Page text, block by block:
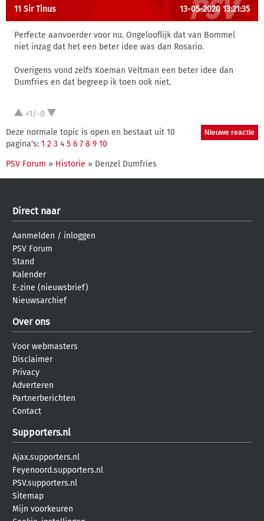
11 Sir Tinus 13-05-2020 13:21:35
Perfecte aanvoerder voor nu. Ongelooflijk dat van Bommel
niet inzag dat het een beter idee was dan Rosario.
Overigens vond zelfs Koeman Veltman een beter idee dan
Dumfries en dat begreep ik toen ook niet.
+1/-0
Deze normale topic is open en bestaat uit 10
pagina's: 1 2 3 4 5 6 7 8 9 10
PSV Forum » Historie » Denzel Dumfries
Direct naar
Aanmelden / inloggen
PSV Forum
Stand
Kalender
E-zine (nieuwsbrief)
Nieuwsarchief
Over ons
Voor webmasters
Disclaimer
Privacy
Adverteren
Partnerberichten
Contact
Supporters.nl
Ajax.supporters.nl
Feyenoord.supporters.nl
PSV.supporters.nl
Sitemap
Mijn voorkeuren